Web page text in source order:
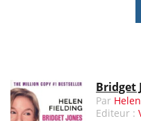
Bridget
Par
Editeur :